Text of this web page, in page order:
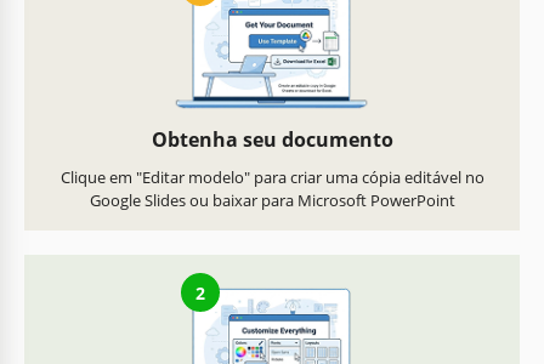
Obtenha seu documento
Clique em "Editar modelo" para criar uma cópia editável no
Google Slides ou baixar para Microsoft PowerPoint
2